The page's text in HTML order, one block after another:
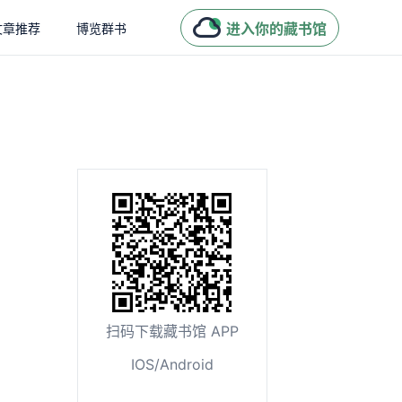
章推荐 博览群书 进入你的藏书馆
扫码下载藏书馆 APP
IOS/Android